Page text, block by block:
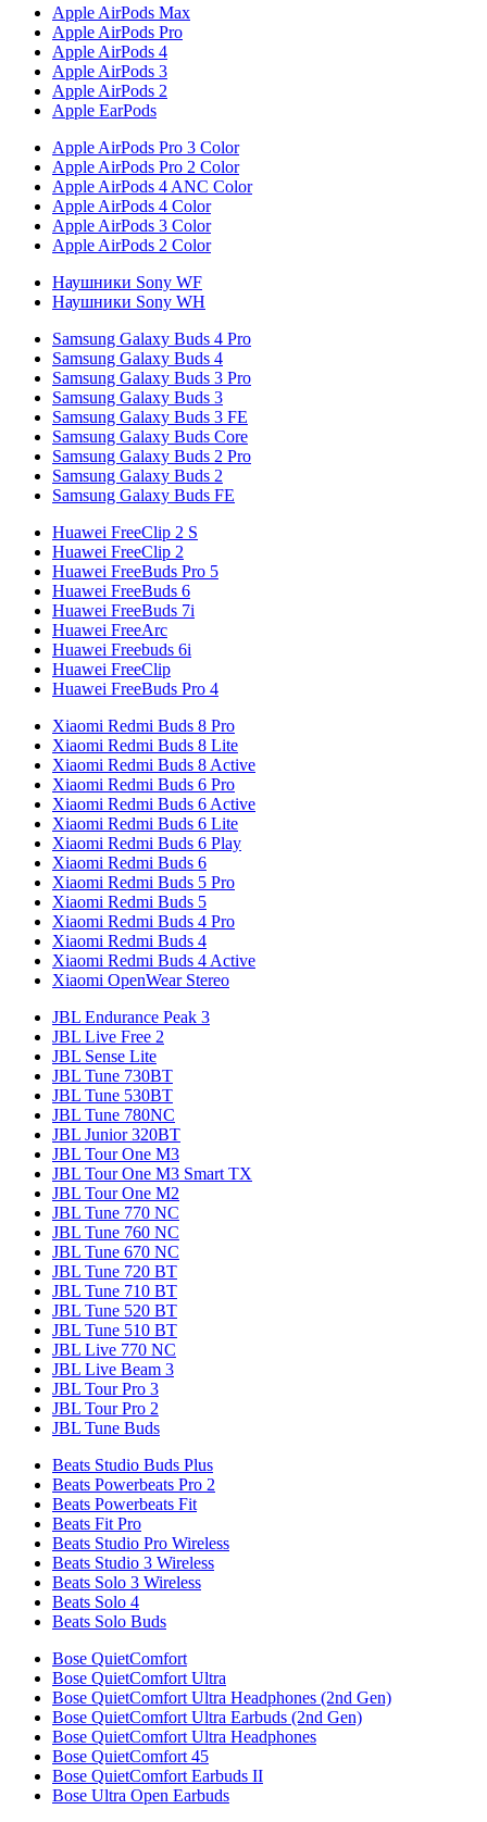
Apple AirPods Max
Apple AirPods Pro
Apple AirPods 4
Apple AirPods 3
Apple AirPods 2
Apple EarPods
Apple AirPods Pro 3 Color
Apple AirPods Pro 2 Color
Apple AirPods 4 ANC Color
Apple AirPods 4 Color
Apple AirPods 3 Color
Apple AirPods 2 Color
Наушники Sony WF
Наушники Sony WH
Samsung Galaxy Buds 4 Pro
Samsung Galaxy Buds 4
Samsung Galaxy Buds 3 Pro
Samsung Galaxy Buds 3
Samsung Galaxy Buds 3 FE
Samsung Galaxy Buds Core
Samsung Galaxy Buds 2 Pro
Samsung Galaxy Buds 2
Samsung Galaxy Buds FE
Huawei FreeClip 2 S
Huawei FreeClip 2
Huawei FreeBuds Pro 5
Huawei FreeBuds 6
Huawei FreeBuds 7i
Huawei FreeArc
Huawei Freebuds 6i
Huawei FreeClip
Huawei FreeBuds Pro 4
Xiaomi Redmi Buds 8 Pro
Xiaomi Redmi Buds 8 Lite
Xiaomi Redmi Buds 8 Active
Xiaomi Redmi Buds 6 Pro
Xiaomi Redmi Buds 6 Active
Xiaomi Redmi Buds 6 Lite
Xiaomi Redmi Buds 6 Play
Xiaomi Redmi Buds 6
Xiaomi Redmi Buds 5 Pro
Xiaomi Redmi Buds 5
Xiaomi Redmi Buds 4 Pro
Xiaomi Redmi Buds 4
Xiaomi Redmi Buds 4 Active
Xiaomi OpenWear Stereo
JBL Endurance Peak 3
JBL Live Free 2
JBL Sense Lite
JBL Tune 730BT
JBL Tune 530BT
JBL Tune 780NC
JBL Junior 320BT
JBL Tour One M3
JBL Tour One M3 Smart TX
JBL Tour One M2
JBL Tune 770 NC
JBL Tune 760 NC
JBL Tune 670 NC
JBL Tune 720 BT
JBL Tune 710 BT
JBL Tune 520 BT
JBL Tune 510 BT
JBL Live 770 NC
JBL Live Beam 3
JBL Tour Pro 3
JBL Tour Pro 2
JBL Tune Buds
Beats Studio Buds Plus
Beats Powerbeats Pro 2
Beats Powerbeats Fit
Beats Fit Pro
Beats Studio Pro Wireless
Beats Studio 3 Wireless
Beats Solo 3 Wireless
Beats Solo 4
Beats Solo Buds
Bose QuietComfort
Bose QuietComfort Ultra
Bose QuietComfort Ultra Headphones (2nd Gen)
Bose QuietComfort Ultra Earbuds (2nd Gen)
Bose QuietComfort Ultra Headphones
Bose QuietComfort 45
Bose QuietComfort Earbuds II
Bose Ultra Open Earbuds